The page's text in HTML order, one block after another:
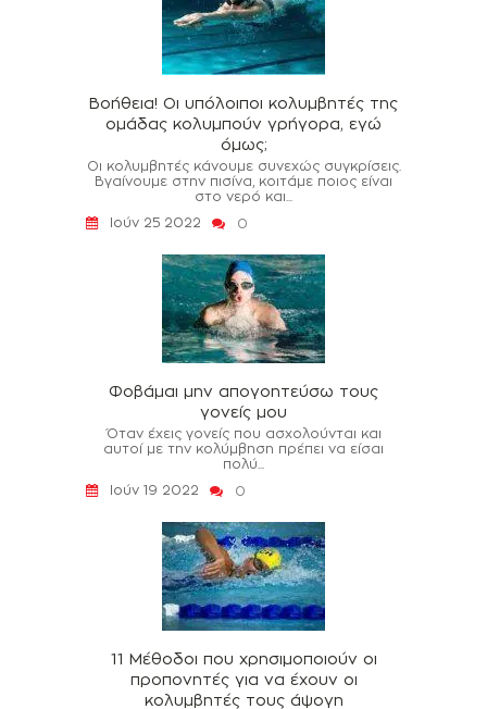
Βοήθεια! Οι υπόλοιποι κολυμβητές της
ομάδας κολυμπούν γρήγορα, εγώ
όμως;
Οι κολυμβητές κάνουμε συνεχώς συγκρίσεις.
Βγαίνουμε στην πισίνα, κοιτάμε ποιος είναι
στο νερό και...
Ιούν 25 2022
0
Φοβάμαι μην απογοητεύσω τους
γονείς μου
Όταν έχεις γονείς που ασχολούνται και
αυτοί με την κολύμβηση πρέπει να είσαι
πολύ...
Ιούν 19 2022
0
11 Μέθοδοι που χρησιμοποιούν οι
προπονητές για να έχουν οι
κολυμβητές τους άψογη